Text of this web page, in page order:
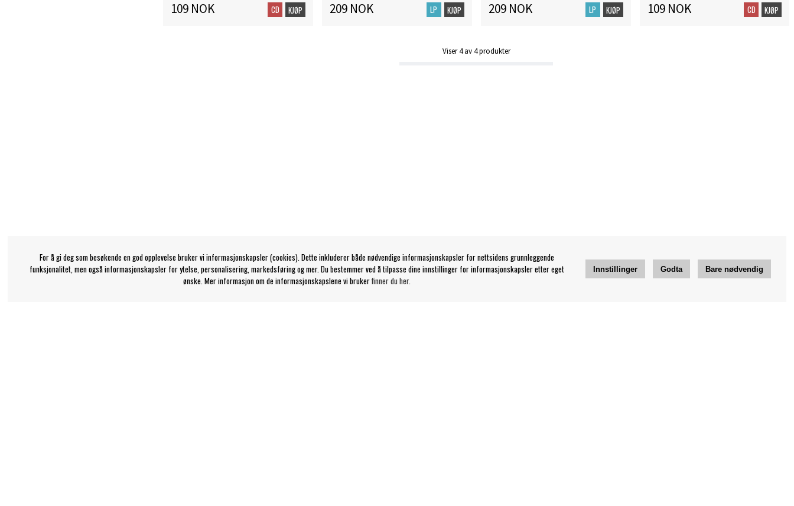
109 NOK CD KJØP 209 NOK LP KJØP 209 NOK LP KJØP 109 NOK CD KJØP
Viser4av4produkter
For å gi deg som besøkende en god opplevelse bruker vi informasjonskapsler (cookies). Dette inkluderer både nødvendige informasjonskapsler for nettsidens grunnleggende
funksjonalitet, men også informasjonskapsler for ytelse, personalisering, markedsføring og mer. Du bestemmer ved å tilpasse dine innstillinger for informasjonskapsler etter eget
ønske. Mer informasjon om de informasjonskapslene vi brukerfinner du her.
Innstillinger Godta Bare nødvendig